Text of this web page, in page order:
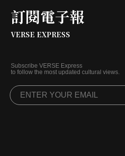
訂閱電子報
VERSE EXPRESS
Subscribe VERSE Express
to follow the most updated cultural views.